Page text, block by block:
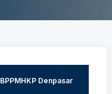
Denpasar